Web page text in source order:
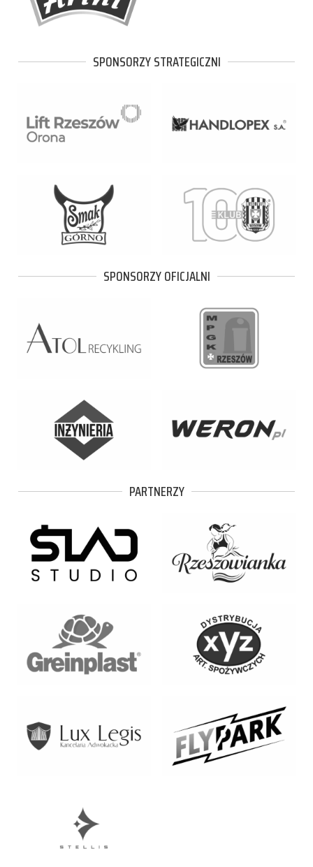
SPONSORZY STRATEGICZNI
SPONSORZY OFICJALNI
PARTNERZY